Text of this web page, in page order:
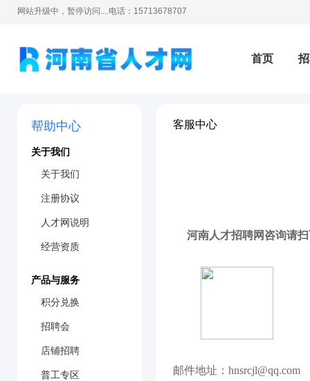
网站升级中，暂停访问....电话：15713678707
首页
帮助中心
关于我们
关于我们
注册协议
人才网说明
经营资质
产品与服务
积分兑换
招聘会
店铺招聘
普工专区
客服中心
河南人才招聘网咨询请
邮件地址：hnsrcjl@qq.com